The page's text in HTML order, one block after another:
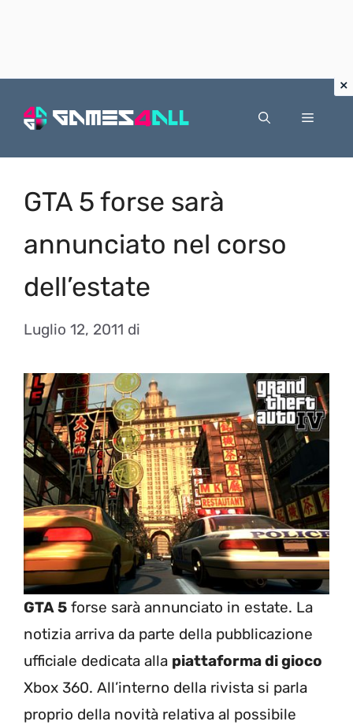
Menu
GTA 5 forse sarà
annunciato nel corso
dell’estate
Luglio 12, 2011 di
GTA 5 forse sarà annunciato in estate. La
notizia arriva da parte della pubblicazione
ufficiale dedicata alla piattaforma di gioco
Xbox 360. All’interno della rivista si parla
proprio della novità relativa al possibile